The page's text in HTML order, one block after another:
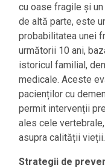
cu oase fragile și
de altă parte, este
probabilitatea unei
următorii 10 ani,
istoricul familial,
medicale. Aceste
pacienților cu
permit intervenții
ales cele
asupra calității vieții.
Strategii de